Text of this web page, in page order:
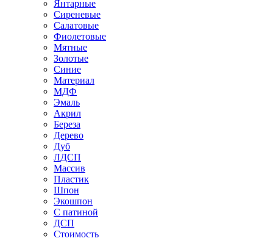
Янтарные
Сиреневые
Салатовые
Фиолетовые
Мятные
Золотые
Синие
Материал
МДФ
Эмаль
Акрил
Береза
Дерево
Дуб
ЛДСП
Массив
Пластик
Шпон
Экошпон
С патиной
ДСП
Стоимость